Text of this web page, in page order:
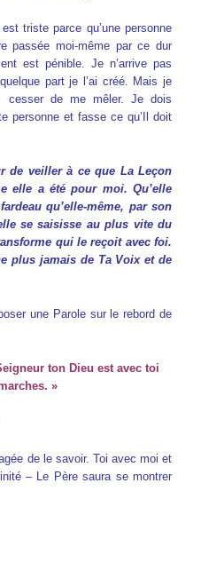
triste parce qu’une personne
passée moi-même par ce dur
est pénible. Je n’arrive pas
part je l’ai créé. Mais je
cesser de me mêler. Je dois
personne et fasse ce qu’Il doit
de veiller à ce que La Leçon
elle a été pour moi. Qu’elle
qu’elle-même, par son
se saisisse au plus vite du
qui le reçoit avec foi.
plus jamais de Ta Voix et de
une Parole sur le rebord de
ton Dieu est avec toi
»
de le savoir. Toi avec moi et
– Le Père saura se montrer